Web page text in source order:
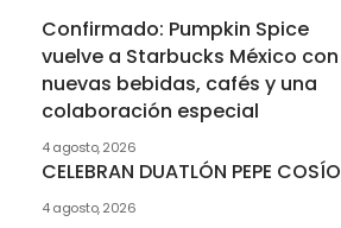
Confirmado: Pumpkin Spice
vuelve a Starbucks México con
nuevas bebidas, cafés y una
colaboración especial
4 agosto, 2026
CELEBRAN DUATLÓN PEPE COSÍO
4 agosto, 2026